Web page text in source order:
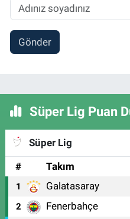
Gönder
Süper Lig Puan
Süper Lig
#
Takım
1 Galatasaray
2 Fenerbahçe